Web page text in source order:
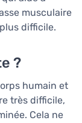
musculaire
difficile.
?
humain et
très difficile,
Cela ne